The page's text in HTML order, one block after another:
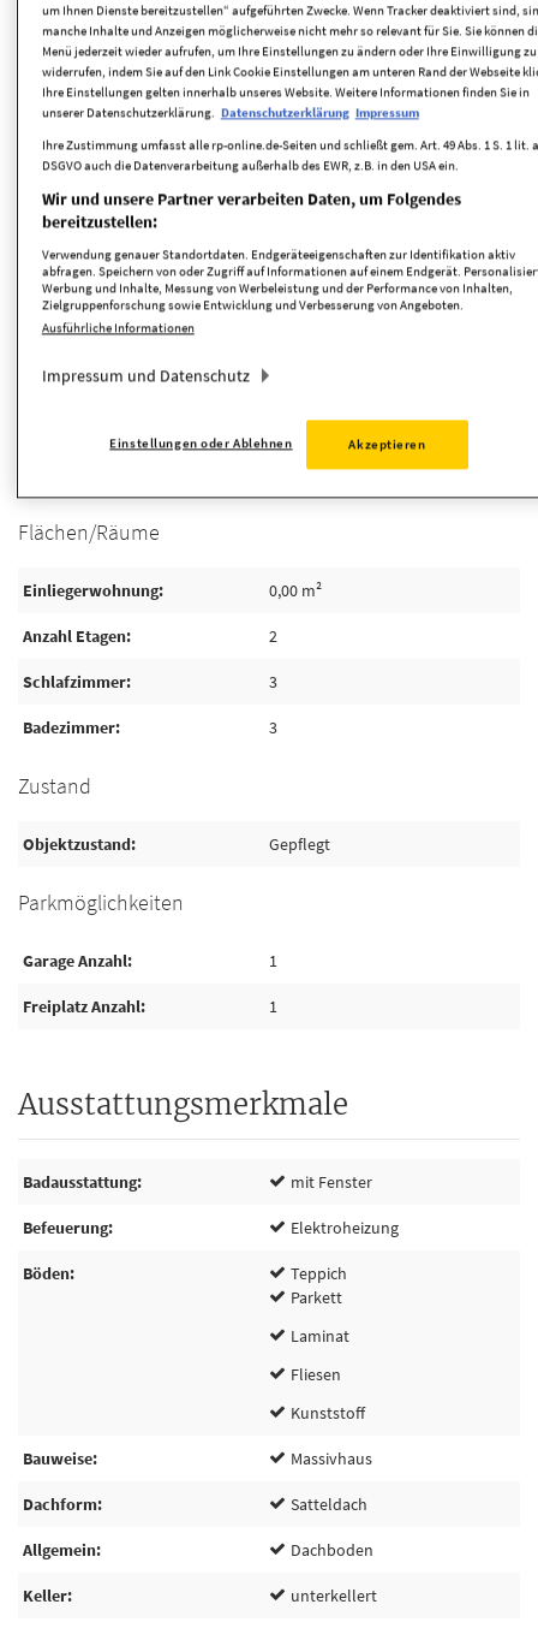
Kaufpreis 709.000,00 EUR
Zimmer 7 Zimmer
Anbieter-ID 165738
Kosten
Provision 3,57 %
Detaillierte Informationen
Flächen/Räume
Einliegerwohnung 0,00 m²
Anzahl Etagen 2
Schlafzimmer 3
Badezimmer 3
Zustand
Objektzustand Gepflegt
Parkmöglichkeiten
Garage Anzahl 1
Freiplatz Anzahl 1
Ausstattungsmerkmale
Badausstattung mit Fenster
Befeuerung Elektroheizung
Böden
Teppich
Parkett
Laminat
Fliesen
Kunststoff
Bauweise Massivhaus
Dachform Satteldach
Allgemein Dachboden
Keller unterkellert
um Ihnen Dienste bereitzustellen“ aufgeführten Zwecke. Wenn Tracker deaktiviert sind,
manche Inhalte und Anzeigen möglicherweise nicht mehr so relevant für Sie. Sie können
Menü jederzeit wieder aufrufen, um Ihre Einstellungen zu ändern oder Ihre Einwilligung zu
widerrufen, indem Sie auf den Link Cookie Einstellungen am unteren Rand der Webseite
Ihre Einstellungen gelten innerhalb unseres Website. Weitere Informationen finden Sie in
unserer Datenschutzerklärung. Datenschutzerklärung Impressum
Ihre Zustimmung umfasst alle rp-online.de-Seiten und schließt gem. Art. 49 Abs. 1 S. 1 lit. a
DSGVO auch die Datenverarbeitung außerhalb des EWR, z.B. in den USA ein.
Wir und unsere Partner verarbeiten Daten, um Folgendes
bereitzustellen:
Verwendung genauer Standortdaten. Endgeräteeigenschaften zur Identifikation aktiv
abfragen. Speichern von oder Zugriff auf Informationen auf einem Endgerät.
Werbung und Inhalte, Messung von Werbeleistung und der Performance von Inhalten,
Zielgruppenforschung sowie Entwicklung und Verbesserung von Angeboten.
Ausführliche Informationen
Impressum und Datenschutz
Einstellungen oder Ablehnen Akzeptieren